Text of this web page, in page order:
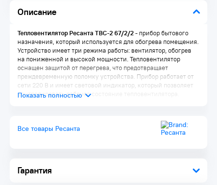
Описание
Гарантия
Тепловентилятор Ресанта ТВС-2 67/2/2 - прибор бытового
назначения, который используется для обогрева помещения.
Устройство имеет три режима работы: вентилятор, обогрев
на пониженной и высокой мощности. Тепловентилятор
оснащен защитой от перегрева, что предотвращает
преждевременную поломку устройства. Прибор работает от
сети 220 В и имеет световой индикатор, который позволяет
контролировать рабочее состояние тепловентилятора.
Особенности ТВС-2:
удобной ручки - можно задать вентилятору температуру и
он будет поддерживать ее автоматически.
Все товары Ресанта